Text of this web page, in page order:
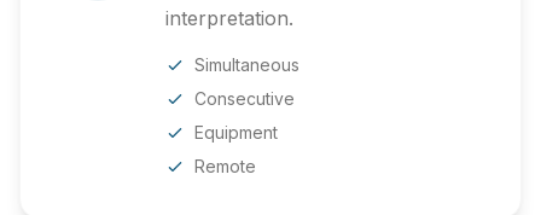
interpretation.
Simultaneous
Consecutive
Equipment
Remote